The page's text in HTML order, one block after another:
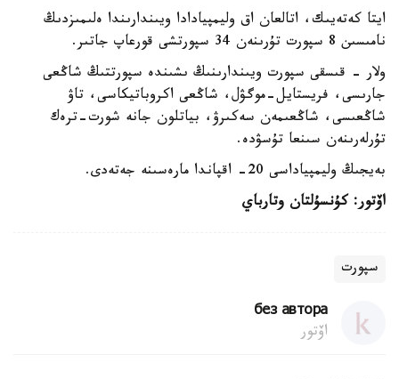
ايتا كەتەيىك، اتالعان اق وليمپيادادا ويىندارىندا ەلىمىزدىڭ
نامىسىن 8 سپورت تۇرىنەن 34 سپورتشى قورعاپ جاتىر.
ولار - قىسقى سپورت ويىندارىنىڭ ىشىندە سپورتتىڭ شاڭعى
جارىسى، فريستايل-موگۋل، شاڭعى اكروباتيكاسى، تاۋ
شاڭعىسى، شاڭعىمەن سەكىرۋ، بياتلون جانە شورت-ترەك
تۇرلەرىنەن سىنعا تۇسۋدە.
بەيجىڭ وليمپياداسى 20- اقپاندا مارەسىنە جەتەدى.
اۆتور: كۇنسۇلتان وتارباي
سپورت
без автора
اۆتور